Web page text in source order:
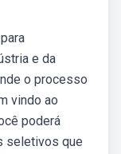
e da
o processo
vindo ao
poderá
seletivos que